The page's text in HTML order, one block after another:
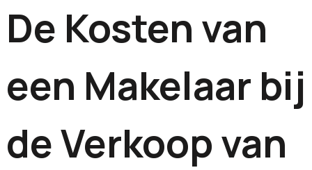
De Kosten van
een Makelaar bij
de Verkoop van